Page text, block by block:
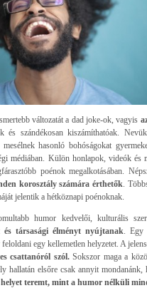
változatát a dad joke-ok, vagyis
és szándékosan kiszámíthatóak.
hasonló bohóságokat
médiában. Külön honlapok, videók és
poénok megalkotásában.
korosztály számára érthetők .
jelentik a hétköznapi poénoknak.
humor kedvelői, kulturális
és társasági élményt nyújtanak .
egy kellemetlen helyzetet. A
csattanóról szól.Sokszor maga a
elsőre csak annyit mondanánk,
teremt, mint a humor nélküli